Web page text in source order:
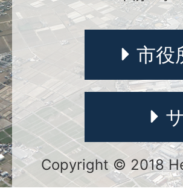
市役
Copyright © 2018